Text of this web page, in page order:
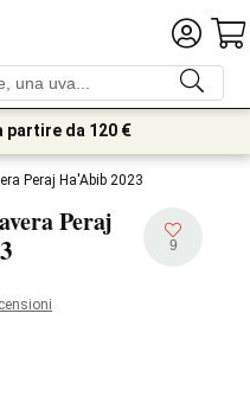
da 120 €
Peraj Ha'Abib 2023
Peraj
9